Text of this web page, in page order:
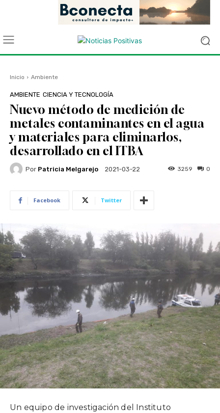
Inicio Ambiente
AMBIENTE CIENCIA Y TECNOLOGÍA
Nuevo método de medición de
metales contaminantes en el agua
y materiales para eliminarlos,
desarrollado en el ITBA
Por Patricia Melgarejo 2021-03-22 0
3259
Facebook Twitter
Un equipo de investigación del Instituto